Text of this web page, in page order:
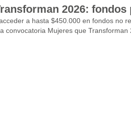
2026:
a hasta $450.000 en fondos no
convocatoria Mujeres que Transforman